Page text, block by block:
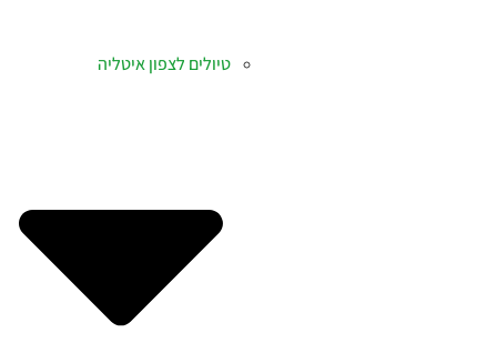
טיולים לצפון איטליה